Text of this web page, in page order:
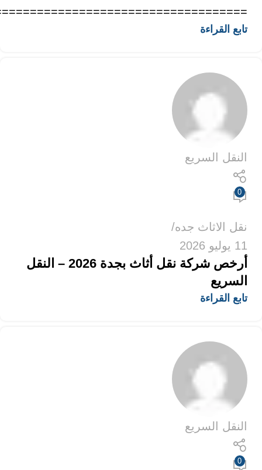
تابع القراءة
النقل السريع
0
نقل الاثاث جده
11 يوليو 2026
أرخص شركة نقل أثاث بجدة 2026 – النقل
السريع
تابع القراءة
النقل السريع
0